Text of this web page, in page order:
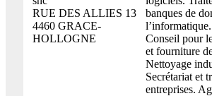
RUE DES ALLIES 13
4460 GRACE-
HOLLOGNE
banques de
Conseil pour
et fourniture
Nettoyage
Secrétariat et
entreprises.